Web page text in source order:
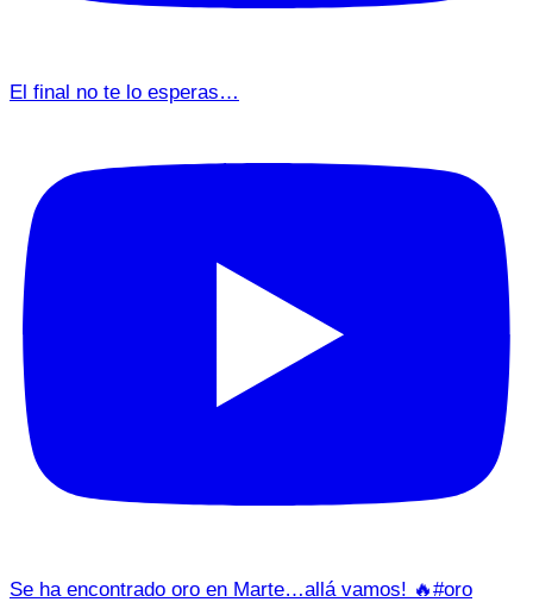
El final no te lo esperas…
Se ha encontrado oro en Marte…allá vamos! 🔥#oro